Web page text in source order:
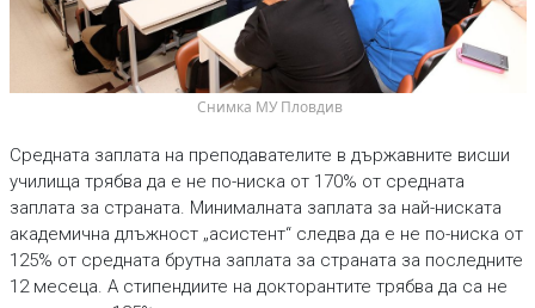
Снимка МУ Пловдив
Средната заплата на преподавателите в държавните висши
училища трябва да е не по-ниска от 170% от средната
заплата за страната. Минималната заплата за най-ниската
академична длъжност „асистент“ следва да е не по-ниска от
125% от средната брутна заплата за страната за последните
12 месеца. А стипендиите на докторантите трябва да са не